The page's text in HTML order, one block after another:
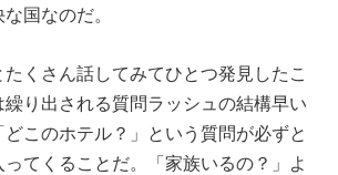
国なのだ。
くさん話してみてひとつ発見したこ
り出される質問ラッシュの結構早い
このホテル？」という質問が必ずと
てくることだ。「家族いるの？」よ